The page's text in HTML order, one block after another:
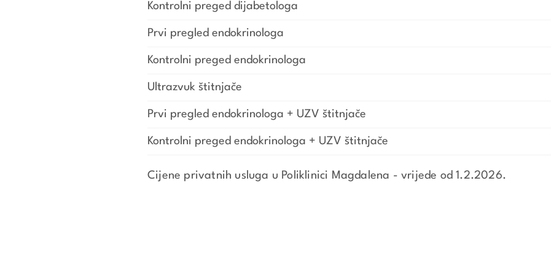
Kontrolni preged dijabetologa
Prvi pregled endokrinologa
Kontrolni preged endokrinologa
Ultrazvuk štitnjače
Prvi pregled endokrinologa + UZV štitnjače
Kontrolni preged endokrinologa + UZV štitnjače
Cijene privatnih usluga u Poliklinici Magdalena - vrijede od 1.2.2026.